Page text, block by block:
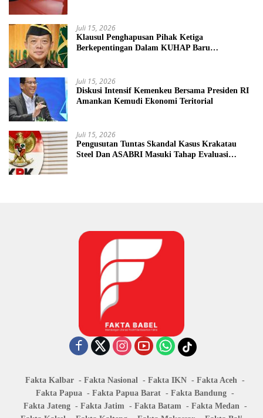
Juli 15, 2026
Klausul Penghapusan Pihak Ketiga
Berkepentingan Dalam KUHAP Baru
Juli 15, 2026
Diskusi Intensif Kemenkeu Bersama Presiden RI
Amankan Kemudi Ekonomi Teritorial
Juli 15, 2026
Pengusutan Tuntas Skandal Kasus Krakatau
Steel Dan ASABRI Masuki Tahap Evaluasi
Fakta Kalbar Fakta Nasional Fakta IKN
Fakta Aceh
Fakta Papua
Fakta Papua Barat
Fakta Bandung
Fakta Jateng
Fakta Jatim Fakta Batam
Fakta Medan